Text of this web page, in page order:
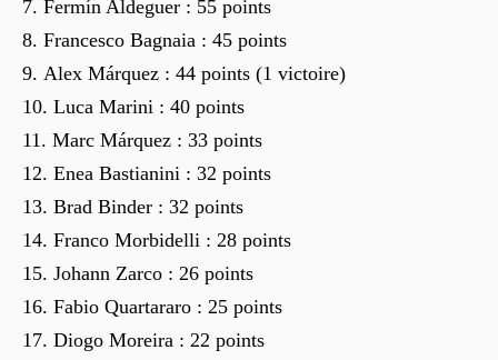
Fermín Aldeguer : 55 points
Francesco Bagnaia : 45 points
Alex Márquez : 44 points (1 victoire)
Luca Marini : 40 points
Marc Márquez : 33 points
Enea Bastianini : 32 points
Brad Binder : 32 points
Franco Morbidelli : 28 points
Johann Zarco : 26 points
Fabio Quartararo : 25 points
Diogo Moreira : 22 points